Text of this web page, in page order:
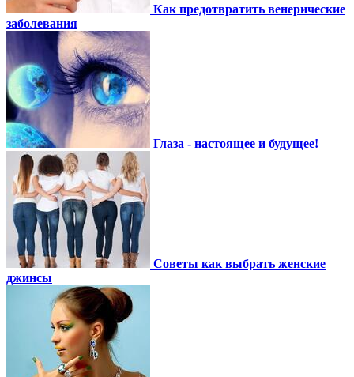
Как предотвратить венерические
заболевания
Глаза - настоящее и будущее!
Советы как выбрать женские
джинсы